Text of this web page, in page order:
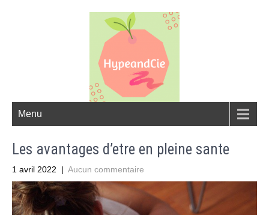
Menu
Les avantages d’etre en pleine sante
1 avril 2022 | Aucun commentaire